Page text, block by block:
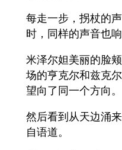
每走一步，拐杖的
时，同样的声音也响
米泽尔妲美丽的脸
场的亨克尔和兹克
望向了同一个方向。
然后看到从天边涌
自语道。